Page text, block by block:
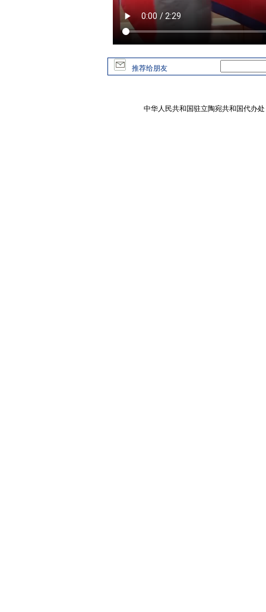
推荐给朋友
中华人民共和国驻立陶宛共和国代办处